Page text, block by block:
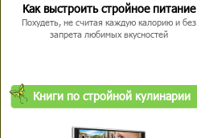
Как выстроить стройное питание
Похудеть, не считая каждую калорию и без
запрета любимых вкусностей
Книги по стройной кулинарии